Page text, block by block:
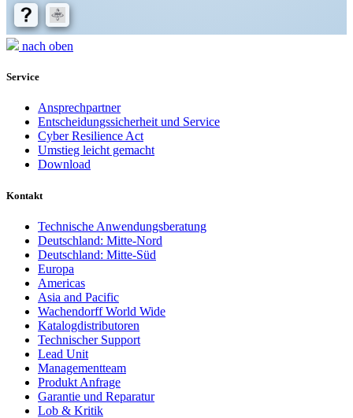
nach oben
Service
Ansprechpartner
Entscheidungssicherheit und Service
Cyber Resilience Act
Umstieg leicht gemacht
Download
Kontakt
Technische Anwendungsberatung
Deutschland: Mitte-Nord
Deutschland: Mitte-Süd
Europa
Americas
Asia and Pacific
Wachendorff World Wide
Katalogdistributoren
Technischer Support
Lead Unit
Managementteam
Produkt Anfrage
Garantie und Reparatur
Lob & Kritik